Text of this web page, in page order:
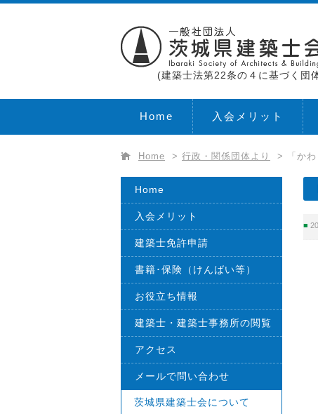
(建築士法第22条の４に基づく団
Home 入会メリット
Home > 行政・関係団体より > 「か
Home
入会メリット
建築士免許申請
書籍･保険（けんばい等）
お役立ち情報
建築士・建築士事務所の閲覧
アクセス
メールで問い合わせ
茨城県建築士会について